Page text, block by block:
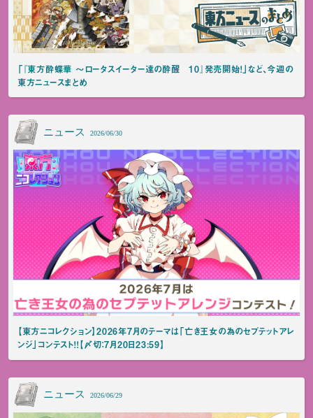
「『東方酔蝶華 ～ロータスイーター達の酔醒 10』発売開始！」など、今週の
東方ニュースまとめ
ニュース 2026/06/30
【東方ニコレクション】2026年7月のテーマは「亡き王女の為のセプテットアレ
ンジ」コンテスト！！【〆切：7月20日23:59】
ニュース 2026/06/29